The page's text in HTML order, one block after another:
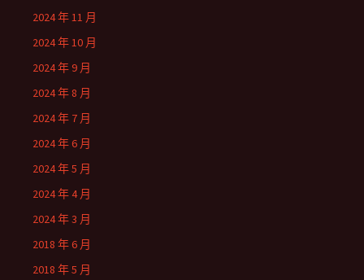
2024 年 11 月
2024 年 10 月
2024 年 9 月
2024 年 8 月
2024 年 7 月
2024 年 6 月
2024 年 5 月
2024 年 4 月
2024 年 3 月
2018 年 6 月
2018 年 5 月